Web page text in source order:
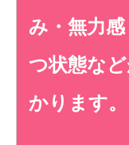
み・無力感
つ状態など
かります。